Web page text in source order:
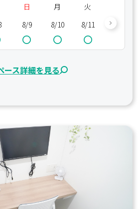
日
8/9
月
8/10
火
8/11
8/12
ース詳細を見る